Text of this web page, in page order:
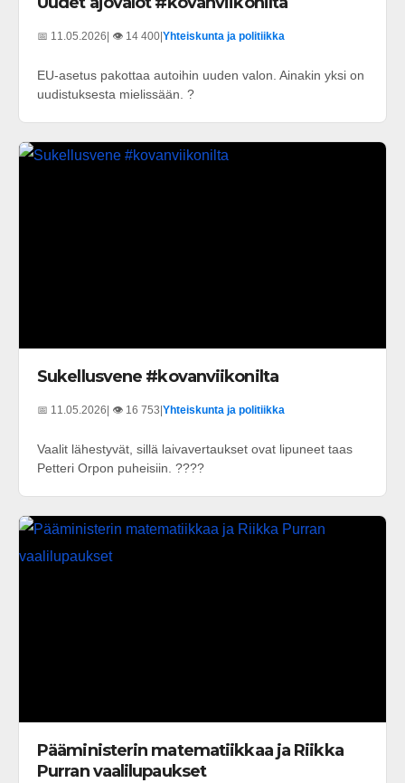
📅 11.05.2026| 👁️ 14 400|Yhteiskunta ja politiikka
EU-asetus pakottaa autoihin uuden valon. Ainakin yksi on
uudistuksesta mielissään. ?
Sukellusvene #kovanviikonilta
📅 11.05.2026 | 👁️ 16 753 Yhteiskunta ja politiikka
Vaalit lähestyvät, sillä laivavertaukset ovat lipuneet taas
Petteri Orpon puheisiin. ????
Pääministerin matematiikkaa ja Riikka
Purran vaalilupaukset